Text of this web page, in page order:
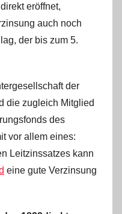
r
i
s
l
W
.
eröffnet,
auch noch
der bis zum 5.
der
die zugleich Mitglied
des
vor allem eines:
Leitzinssatzes kann
eine gute Verzinsung